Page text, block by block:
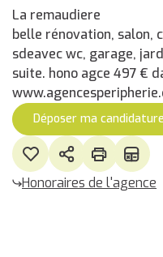
La remaudiere
belle rénovation, salon,
sdeavec wc, garage,
suite. hono agce 497 €
Déposer ma candidature
Honoraires de l'agence